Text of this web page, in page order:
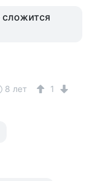
сложится
8 лет 1